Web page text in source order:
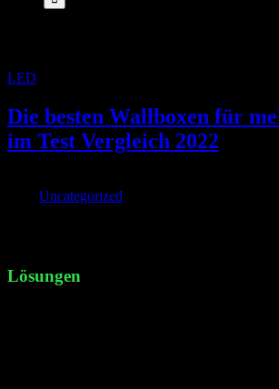
LED
Die besten Wallboxen für
im Test Vergleich 2022
Uncategorized
Lösungen